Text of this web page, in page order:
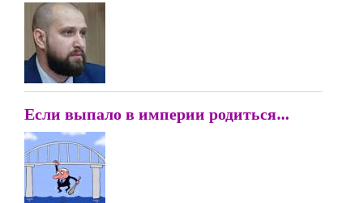
Если выпало в империи родиться…